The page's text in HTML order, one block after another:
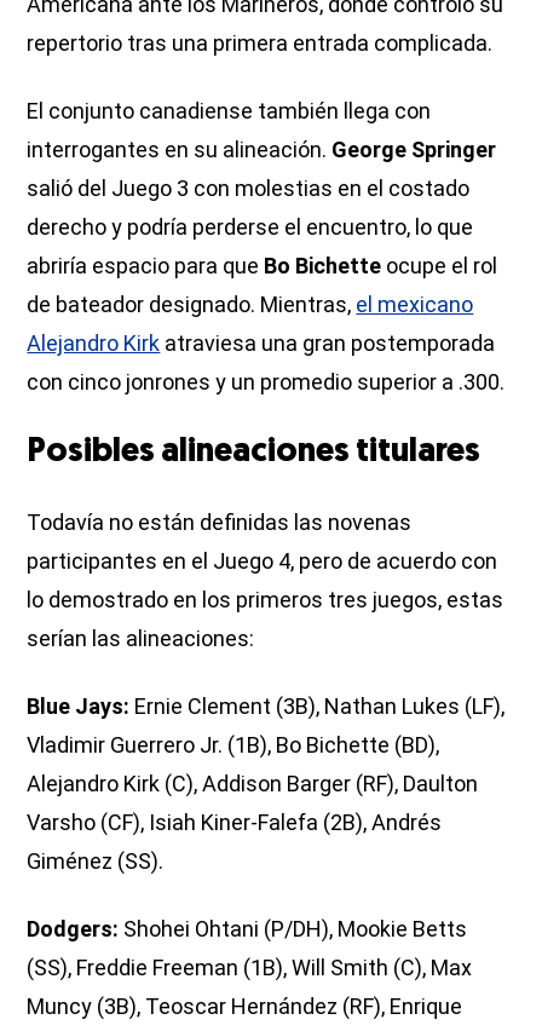
repertorio tras una primera entrada complicada.
El conjunto canadiense también llega con
interrogantes en su alineación. George Springer
salió del Juego 3 con molestias en el costado
derecho y podría perderse el encuentro, lo que
abriría espacio para que Bo Bichette ocupe el rol
de bateador designado. Mientras, el mexicano
Alejandro Kirk atraviesa una gran postemporada
con cinco jonrones y un promedio superior a .300.
Posibles alineaciones titulares
Todavía no están definidas las novenas
participantes en el Juego 4, pero de acuerdo con
lo demostrado en los primeros tres juegos, estas
serían las alineaciones:
Blue Jays: Ernie Clement (3B), Nathan Lukes (LF),
Vladimir Guerrero Jr. (1B), Bo Bichette (BD),
Alejandro Kirk (C), Addison Barger (RF), Daulton
Varsho (CF), Isiah Kiner-Falefa (2B), Andrés
Giménez (SS).
Dodgers: Shohei Ohtani (P/DH), Mookie Betts
(SS), Freddie Freeman (1B), Will Smith (C), Max
Muncy (3B), Teoscar Hernández (RF), Enrique